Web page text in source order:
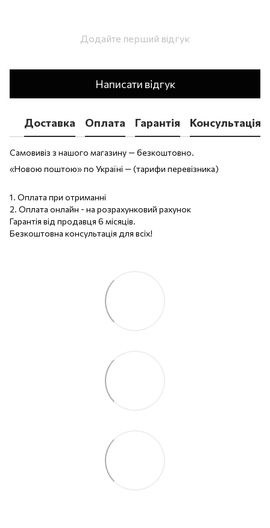
Додайте перший відгук
Написати відгук
Доставка Оплата Гарантія Консультація
Самовивіз з нашого магазину — безкоштовно.
«Новою поштою» по Україні — (тарифи перевізника)
1. Оплата при отриманні
2. Оплата онлайн - на розрахунковий рахунок
Гарантія від продавця 6 місяців.
Безкоштовна консультація для всіх!